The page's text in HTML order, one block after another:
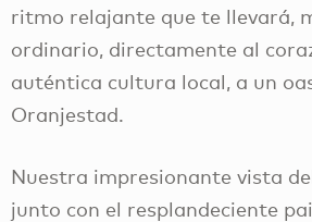
ritmo relajante que te llevará,
ordinario, directamente al
auténtica cultura local, a un
Oranjestad.
Nuestra impresionante vista
junto con el resplandeciente